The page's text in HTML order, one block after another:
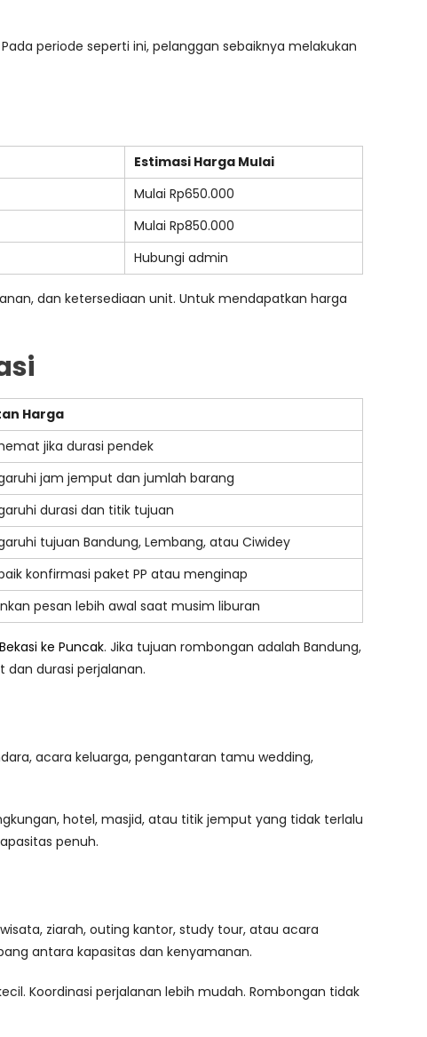
periode seperti ini, pelanggan sebaiknya melakukan
Estimasi Harga Mulai
Mulai Rp650.000
Mulai Rp850.000
Hubungi admin
dan ketersediaan unit. Untuk mendapatkan harga
Harga
jika durasi pendek
jam jemput dan jumlah barang
durasi dan titik tujuan
tujuan Bandung, Lembang, atau Ciwidey
konfirmasi paket PP atau menginap
pesan lebih awal saat musim liburan
ke Puncak. Jika tujuan rombongan adalah Bandung,
durasi perjalanan.
acara keluarga, pengantaran tamu wedding,
hotel, masjid, atau titik jemput yang tidak terlalu
penuh.
ziarah, outing kantor, study tour, atau acara
antara kapasitas dan kenyamanan.
Koordinasi perjalanan lebih mudah. Rombongan tidak